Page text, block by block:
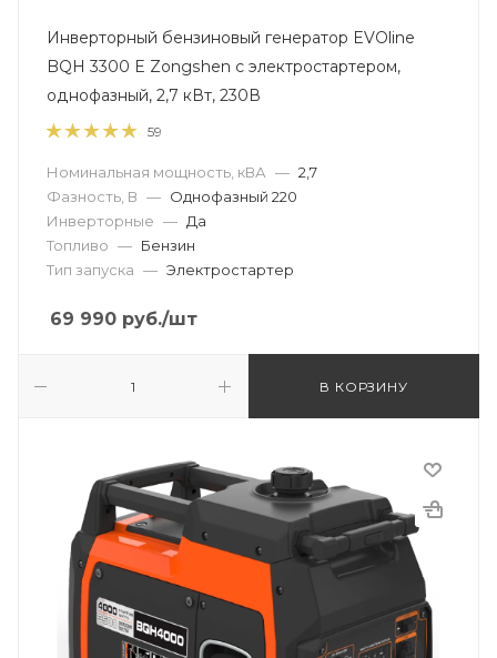
Инверторный бензиновый генератор EVOline
BQH 3300 E Zongshen с электростартером,
однофазный, 2,7 кВт, 230В
59
Номинальная мощность, кВА — 2,7
Фазность, В — Однофазный 220
Инверторные — Да
Топливо — Бензин
Тип запуска — Электростартер
69 990 руб./шт
В КОРЗИНУ